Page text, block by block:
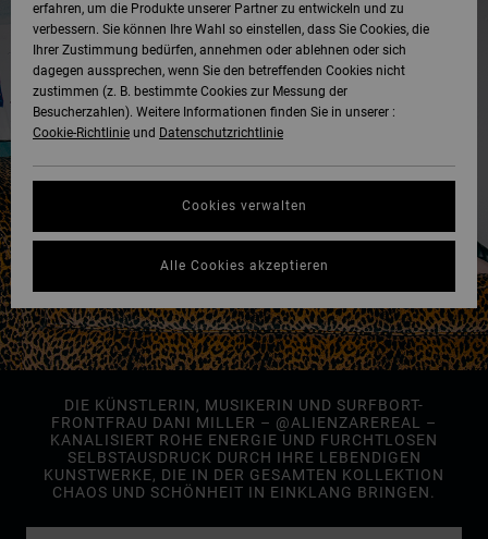
DIE KÜNSTLERIN, MUSIKERIN UND SURFBORT-
FRONTFRAU DANI MILLER – @ALIENZAREREAL –
KANALISIERT ROHE ENERGIE UND FURCHTLOSEN
SELBSTAUSDRUCK DURCH IHRE LEBENDIGEN
KUNSTWERKE, DIE IN DER GESAMTEN KOLLEKTION
CHAOS UND SCHÖNHEIT IN EINKLANG BRINGEN.
erfahren, um die Produkte unserer Partner zu entwickeln und zu
verbessern. Sie können Ihre Wahl so einstellen, dass Sie Cookies, die
Ihrer Zustimmung bedürfen, annehmen oder ablehnen oder sich
dagegen aussprechen, wenn Sie den betreffenden Cookies nicht
zustimmen (z. B. bestimmte Cookies zur Messung der
Besucherzahlen). Weitere Informationen finden Sie in unserer :
Cookie-Richtlinie und Datenschutzrichtlinie
Cookies verwalten
Alle Cookies akzeptieren